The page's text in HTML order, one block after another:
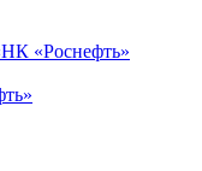
«Роснефть»